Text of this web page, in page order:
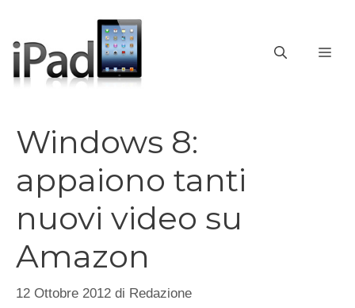
contenuto
Windows 8:
appaiono tanti
nuovi video su
Amazon
12 Ottobre 2012 di Redazione